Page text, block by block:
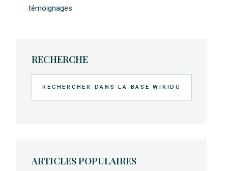
témoignages
RECHERCHE
ARTICLES POPULAIRES